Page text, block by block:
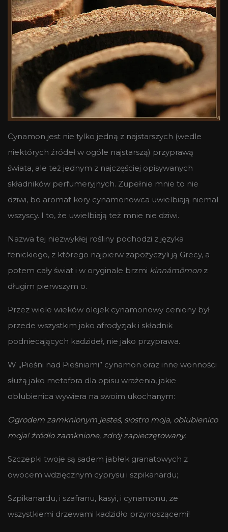
Cynamon jest nie tylko jedną z najstarszych (wedle
niektórych źródeł w ogóle najstarszą) przyprawą
świata, ale też jednym z najczęściej opisywanych
składników perfumeryjnych. Zupełnie mnie to nie
dziwi, bo aromat kory cynamonowca uwielbiają niemal
wszyscy. I to, że uwielbiają też mnie nie dziwi.
Nazwa tej niezwykłej rośliny pochodzi z języka
fenickiego, z którego najpierw zapożyczyli ją Grecy, a
potem cały świat i w oryginale brzmi kinnámōmon z
długim pierwszym o.
Przez wiele wieków olejek cynamonowy ceniony był
przede wszystkim jako afrodyzjak i składnik
podniecających kadzideł, nie jako przyprawa.
W „Pieśni nad Pieśniami” cynamon oraz inne wonności
służą jako metafora dla opisu wrażenia, jakie
oblubienica wywiera na swoim ukochanym:
Ogrodem zamknionym jesteś, siostro moja, oblubienico
moja! źródło zamknione, zdrój zapieczętowany.
Szczepki twoje są sadem jabłek granatowych z
owocem wdzięcznym cyprysu i szpikanardu;
Szpikanardu, i szafranu, kasyi, i cynamonu, ze
wszystkiemi drzewami kadzidło przynoszącemi!